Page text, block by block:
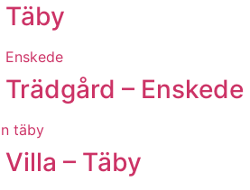
– Enskede
– Täby